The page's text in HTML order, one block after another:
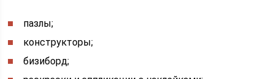
пазлы;
конструкторы;
бизиборд;